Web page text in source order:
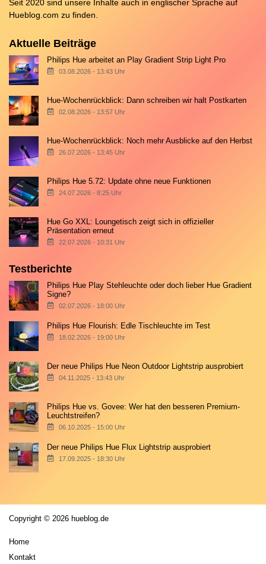
Seit 2020 sind unsere Inhalte auch in englischer Sprache auf
Hueblog.com zu finden.
Aktuelle Beiträge
Philips Hue arbeitet an Play Gradient Strip Light Pro
03.08.2026 - 13:43 Uhr
Hue-Wochenrückblick: Dann schreiben wir halt Postkarten
02.08.2026 - 13:57 Uhr
Hue-Wochenrückblick: Noch mehr Ausblicke auf den Herbst
26.07.2026 - 13:45 Uhr
Philips Hue 5.72: Update ohne neue Funktionen
24.07.2026 - 8:25 Uhr
Hue Go XXL: Loungetisch zeigt sich in offizieller
Präsentation erneut
22.07.2026 - 10:31 Uhr
Testberichte
Philips Hue Play Stehleuchte oder doch lieber Hue Gradient
Signe?
02.07.2026 - 18:00 Uhr
Philips Hue Flourish: Edle Tischleuchte im Test
18.02.2026 - 19:00 Uhr
Der neue Philips Hue Neon Outdoor Lightstrip ausprobiert
04.11.2025 - 13:43 Uhr
Philips Hue vs. Govee: Wer hat den besseren Premium-
Leuchtstreifen?
06.10.2025 - 15:00 Uhr
Der neue Philips Hue Flux Lightstrip ausprobiert
17.09.2025 - 18:30 Uhr
Copyright © 2026 hueblog.de
Home
Kontakt